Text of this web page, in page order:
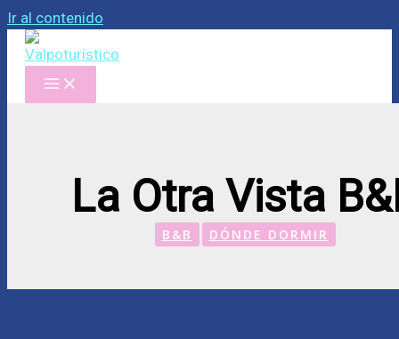
Ir al contenido
La Otra Vista
B&B DÓNDE DORMIR